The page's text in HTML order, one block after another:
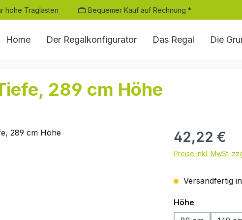
hohe Traglasten Bequemer Kauf auf Rechnung *
Home Der Regalkonfigurator Das Regal Die
289 cm Höhe
Regulärer Preis:
42,22 €
Preise inkl. MwSt.
Versandfertig
Höheauswählen